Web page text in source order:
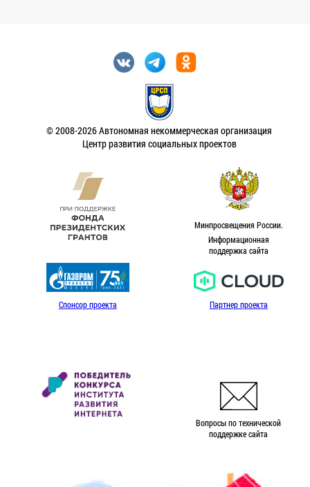
© 2008-2026 Автономная некоммерческая организация
Центр развития социальных проектов
Минпросвещения России.
Информационная
поддержка сайта
Спонсор проекта Партнер проекта
Вопросы по технической
поддержке сайта